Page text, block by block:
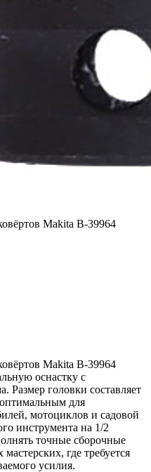
Makita B-39964
Makita B-39964
оснастку с
Размер головки составляет
для
мотоциклов и садовой
инструмента на 1/2
точные сборочные
где требуется
усилия.